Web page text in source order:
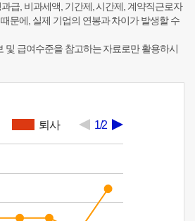
급, 비과세액, 기간제, 시간제, 계약직근로자
문에, 실제 기업의 연봉과 차이가 발생할 수
및 급여수준을 참고하는 자료로만 활용하시
퇴사 1/2